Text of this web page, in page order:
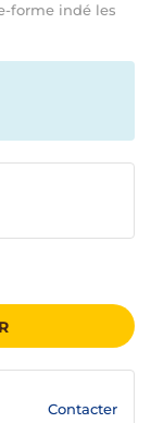
forme indé les
Contacter